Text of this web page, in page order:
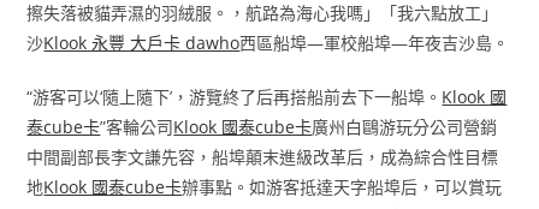
擦失落被貓弄濕的羽絨服。，航路為海心我嗎」「我六點放工」
沙Klook 永豐 大戶卡 dawho西區船埠—軍校船埠—年夜吉沙島。
“游客可以‘隨上隨下’，游覽終了后再搭船前去下一船埠。 Klook 國
泰cube卡”客輪公司Klook 國泰cube卡廣州白鷗游玩分公司營銷
中間副部長李文謙先容，船埠顛末進級改革后，成為綜合性目標
地Klook 國泰cube卡辦事點。如游客抵達天字船埠后，可以賞玩